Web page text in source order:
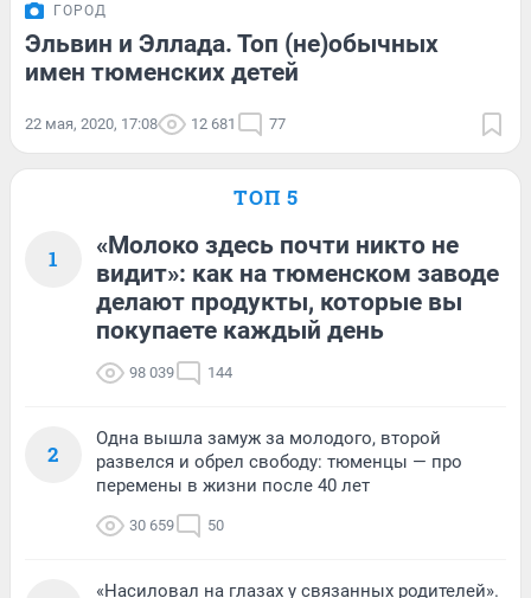
ГОРОД
Эльвин и Эллада. Топ (не)обычных
имен тюменских детей
22 мая, 2020, 17:08 12 681 77
ТОП 5
1
«Молоко здесь почти никто не
видит»: как на тюменском заводе
делают продукты, которые вы
покупаете каждый день
98 039 144
2
Одна вышла замуж за молодого, второй
развелся и обрел свободу: тюменцы — про
перемены в жизни после 40 лет
30 659 50
«Насиловал на глазах у связанных родителей».